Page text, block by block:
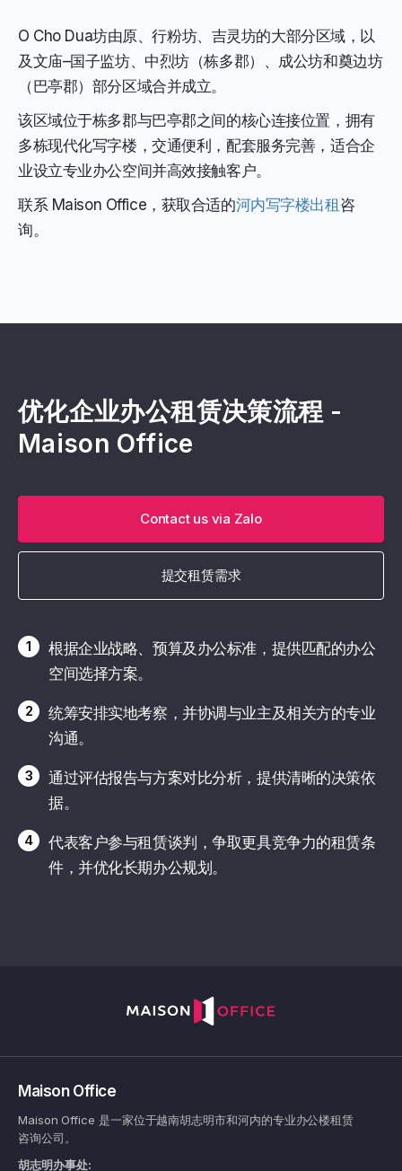
O Cho Dua坊由原、行粉坊、吉灵坊的大部分区域，以
及文庙–国子监坊、中烈坊（栋多郡）、成公坊和奠边坊
（巴亭郡）部分区域合并成立。
该区域位于栋多郡与巴亭郡之间的核心连接位置，拥有
多栋现代化写字楼，交通便利，配套服务完善，适合企
业设立专业办公空间并高效接触客户。
联系 Maison Office，获取合适的河内写字楼出租 咨
询。
优化企业办公租赁决策流程 -
Maison Office
Contact us via Zalo
提交租赁需求
1
根据企业战略、预算及办公标准，提供匹配的办公
空间选择方案。
2
统筹安排实地考察，并协调与业主及相关方的专业
沟通。
3
通过评估报告与方案对比分析，提供清晰的决策依
据。
4
代表客户参与租赁谈判，争取更具竞争力的租赁条
件，并优化长期办公规划。
Maison Office
Maison Office 是一家位于越南胡志明市和河内的专业办公楼租赁
咨询公司。
胡志明办事处: